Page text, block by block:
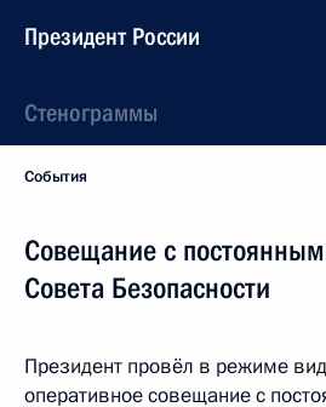
Президент России
Стенограммы
События
Совещание с
Совета Безопасности
Президент провёл в режиме
оперативное совещание с